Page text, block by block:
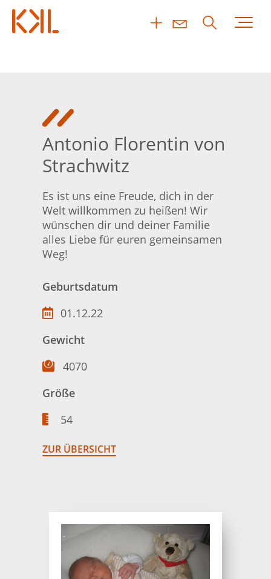
Antonio Florentin von
Strachwitz
Es ist uns eine Freude, dich in der
Welt willkommen zu heißen! Wir
wünschen dir und deiner Familie
alles Liebe für euren gemeinsamen
Weg!
Geburtsdatum
01.12.22
Gewicht
4070
Größe
54
ZUR ÜBERSICHT